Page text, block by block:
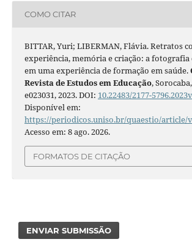
COMO CITAR
BITTAR, Yuri; LIBERMAN, Flávia. Retratos
experiência, memória e criação: a
em uma experiência de formação em saúde.
Revista de Estudos em Educação,
e023031, 2023. DOI: 10.22483/2177-
Disponível em:
https://periodicos.uniso.br/quaestio/article/
Acesso em: 8 ago. 2026.
FORMATOS DE CITAÇÃO
ENVIAR SUBMISSÃO